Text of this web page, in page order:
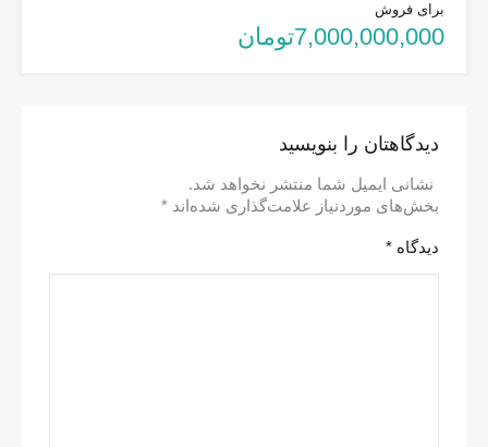
برای فروش
7,000,000,000تومان
دیدگاهتان را بنویسید
نشانی ایمیل شما منتشر نخواهد شد.
بخش‌های موردنیاز علامت‌گذاری شده‌اند *
دیدگاه *